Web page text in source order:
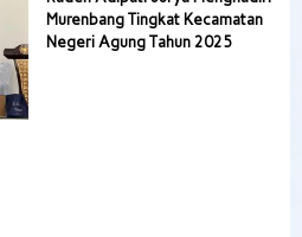
Murenbang Tingkat Kecamatan
Negeri Agung Tahun 2025